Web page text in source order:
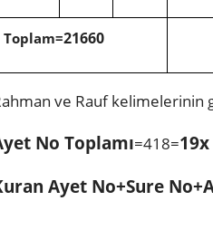
Toplam=21660
ve Rauf kelimelerinin
No Toplamı=418=19x
Ayet No+Sure